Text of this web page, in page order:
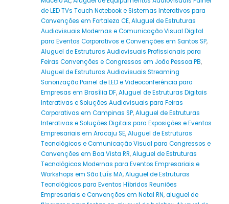
de LED TVs Touch Notebook e Sistemas Interativos para
Convenções em Fortaleza CE,Aluguel de Estruturas
Audiovisuais Modernas e Comunicação Visual Digital
para Eventos Corporativos e Convenções em Santos SP,
Aluguel de Estruturas Audiovisuais Profissionais para
Feiras Convenções e Congressos em João Pessoa PB,
Aluguel de Estruturas Audiovisuais Streaming
Sonorização Painel de LED e Videoconferência para
Empresas em Brasília DF,Aluguel de Estruturas Digitais
Interativas e Soluções Audiovisuais para Feiras
Corporativas em Campinas SP,Aluguel de Estruturas
Interativas e Soluções Digitais para Exposições e Eventos
Empresariais em Aracaju SE,Aluguel de Estruturas
Tecnológicas e Comunicação Visual para Congressos e
Convenções em Boa Vista RR,Aluguel de Estruturas
Tecnológicas Modernas para Eventos Empresariais e
Workshops em São Luís MA,Aluguel de Estruturas
Tecnológicas para Eventos Híbridos Reuniões
Empresariais e Convenções em Natal RN,aluguel de